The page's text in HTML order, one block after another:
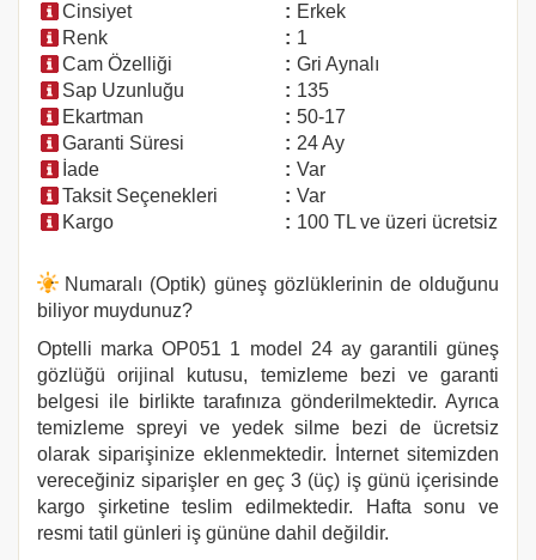
Cinsiyet
: Erkek
Renk
: 1
Cam Özelliği
: Gri Aynalı
Sap Uzunluğu
: 135
Ekartman
: 50-17
Garanti Süresi
: 24 Ay
İade
: Var
Taksit Seçenekleri
: Var
Kargo
: 100 TL ve üzeri ücretsiz
Numaralı (Optik) güneş gözlüklerinin de olduğunu
biliyor muydunuz?
Optelli markaOP051 1 model 24 ay garantili güneş
gözlüğü orijinal kutusu, temizleme bezi ve garanti
belgesi ile birlikte tarafınıza gönderilmektedir. Ayrıca
temizleme spreyi ve yedek silme bezi de ücretsiz
olarak siparişinize eklenmektedir. İnternet sitemizden
vereceğiniz siparişler en geç 3 (üç) iş günü içerisinde
kargo şirketine teslim edilmektedir. Hafta sonu ve
resmi tatil günleri iş gününe dahil değildir.